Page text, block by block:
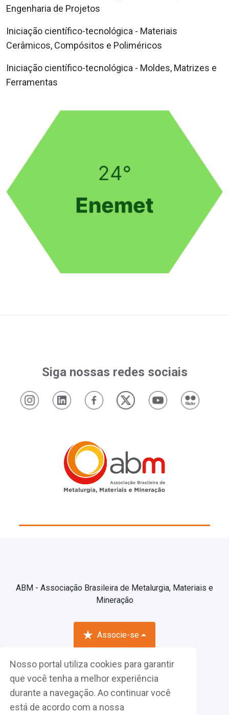
Nosso portal utiliza cookies para garantir
que você tenha a melhor experiência
durante a navegação. Ao continuar você
está de acordo com a nossa
Engenharia de Projetos
Iniciação científico-tecnológica - Materiais
Cerâmicos, Compósitos e Poliméricos
Iniciação científico-tecnológica - Moldes, Matrizes e
Ferramentas
Siga nossas redes sociais
ABM - Associação Brasileira de Metalurgia, Materiais e
Mineração
Associe-se
Fazer Login